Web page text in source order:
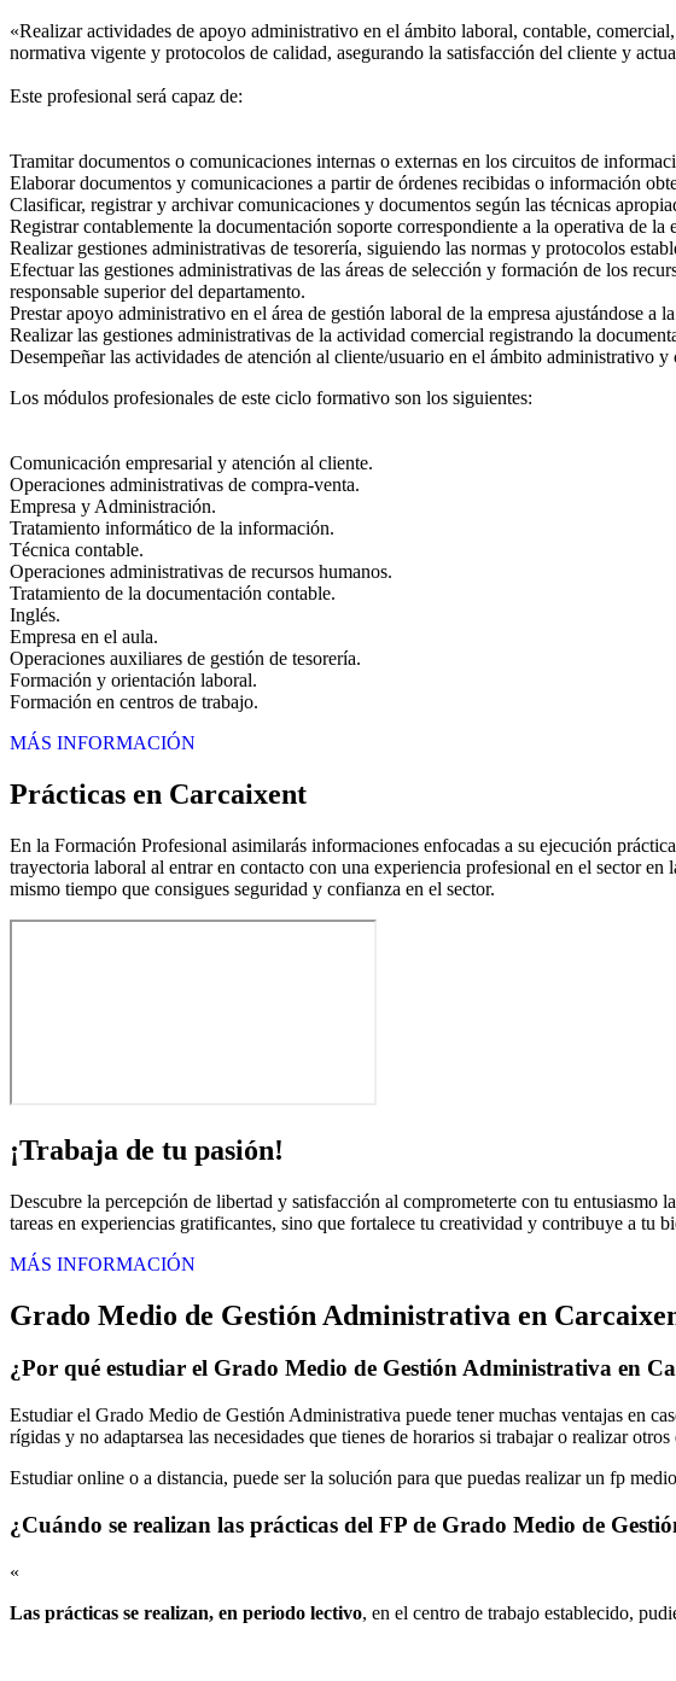
«Realizar actividades de apoyo administrativo en el ámbito laboral, contable,
normativa vigente y protocolos de calidad, asegurando la satisfacción del cliente y
Este profesional será capaz de:
Tramitar documentos o comunicaciones internas o externas en los circuitos de
Elaborar documentos y comunicaciones a partir de órdenes recibidas o información
Clasificar, registrar y archivar comunicaciones y documentos según las técnicas
Registrar contablemente la documentación soporte correspondiente a la operativa de
Realizar gestiones administrativas de tesorería, siguiendo las normas y protocolos
Efectuar las gestiones administrativas de las áreas de selección y formación de los
responsable superior del departamento.
Prestar apoyo administrativo en el área de gestión laboral de la empresa ajustándose
Realizar las gestiones administrativas de la actividad comercial registrando la
Desempeñar las actividades de atención al cliente/usuario en el ámbito administrativo
Los módulos profesionales de este ciclo formativo son los siguientes:
Comunicación empresarial y atención al cliente.
Operaciones administrativas de compra-venta.
Empresa y Administración.
Tratamiento informático de la información.
Técnica contable.
Operaciones administrativas de recursos humanos.
Tratamiento de la documentación contable.
Inglés.
Empresa en el aula.
Operaciones auxiliares de gestión de tesorería.
Formación y orientación laboral.
Formación en centros de trabajo.
MÁS INFORMACIÓN
Prácticas en Carcaixent
En la Formación Profesional asimilarás informaciones enfocadas a su ejecución
trayectoria laboral al entrar en contacto con una experiencia profesional en el sector
mismo tiempo que consigues seguridad y confianza en el sector.
¡Trabaja de tu pasión!
Descubre la percepción de libertad y satisfacción al comprometerte con tu
tareas en experiencias gratificantes, sino que fortalece tu creatividad y contribuye a tu
MÁS INFORMACIÓN
Grado Medio de Gestión Administrativa en
¿Por qué estudiar el Grado Medio de Gestión Administrativa en
Estudiar el Grado Medio de Gestión Administrativa puede tener muchas ventajas en
rígidas y no adaptarsea las necesidades que tienes de horarios si trabajar o realizar
Estudiar online o a distancia, puede ser la solución para que puedas realizar un fp
¿Cuándo se realizan las prácticas del FP de Grado Medio de
«
Las prácticas se realizan, en periodo lectivo, en el centro de trabajo establecido,